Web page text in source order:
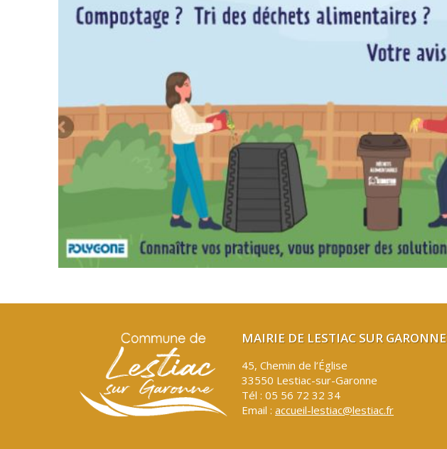
MAIRIE DE LESTIAC SUR GARONNE
45, Chemin de l’Église
33550 Lestiac-sur-Garonne
Tél : 05 56 72 32 34
Email : accueil-lestiac@lestiac.fr